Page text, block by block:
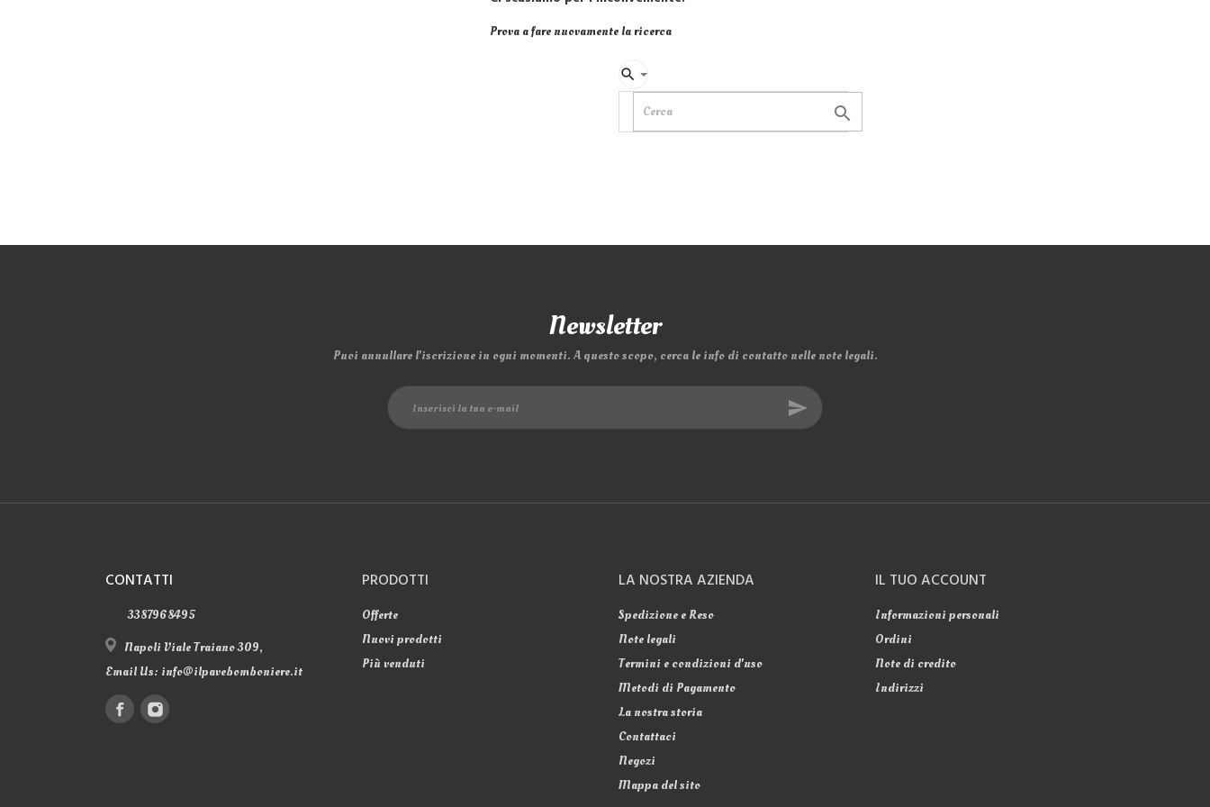
Prova a fare nuovamente la ricerca
search
search
Newsletter
Puoi annullare l'iscrizione in ogni momenti. A questo scopo, cerca le info di contatto nelle note legali.
CONTATTI
3387968495
Napoli Viale Traiano 309,
Email Us: info@ilpavebomboniere.it
PRODOTTI
Offerte
Nuovi prodotti
Più venduti
LA NOSTRA AZIENDA
Spedizione e Reso
Note legali
Termini e condizioni d'uso
Metodi di Pagamento
La nostra storia
Contattaci
Negozi
Mappa del sito
IL TUO ACCOUNT
Informazioni personali
Ordini
Note di credito
Indirizzi